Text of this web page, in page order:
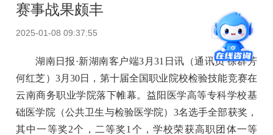
赛事战果颇丰
2025-01-08 09:37:55 T T
湖南日报·新湖南客户端3月31日讯（通讯员 徐群芳
何红芝）3月30日，第十届全国职业院校检验技能竞赛在
云南商务职业学院落下帷幕。益阳医学高等专科学校基
础医学院（公共卫生与检验医学院）3名选手全部获奖，
其中一等奖2个，二等奖1个，学校荣获高职团体一等